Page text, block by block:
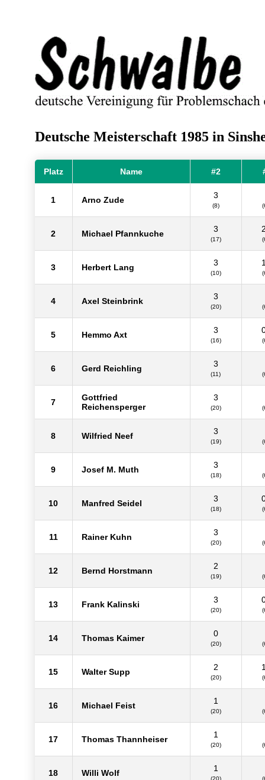
Deutsche Meisterschaft 1985 in
Platz Name #2
1 Arno Zude 3
(8)
2 Michael Pfannkuche 3
(17)
3 Herbert Lang 3
(10)
4 Axel Steinbrink 3
(20)
5 Hemmo Axt 3
(16)
6 Gerd Reichling 3
(11)
7
Gottfried
Reichensperger
3
(20)
8 Wilfried Neef 3
(19)
9 Josef M. Muth 3
(18)
10 Manfred Seidel 3
(18)
11 Rainer Kuhn 3
(20)
12 Bernd Horstmann 2
(19)
13 Frank Kalinski 3
(20)
14 Thomas Kaimer 0
(20)
15 Walter Supp 2
(20)
16 Michael Feist 1
(20)
17 Thomas Thannheiser 1
(20)
18 Willi Wolf 1
(20)